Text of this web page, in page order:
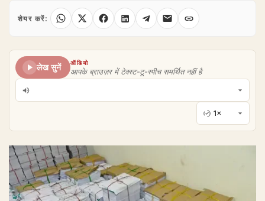
शेयर करें:
लेख सुनें
ऑडियो
आपके ब्राउज़र में टेक्स्ट-टू-स्पीच समर्थित नहीं है